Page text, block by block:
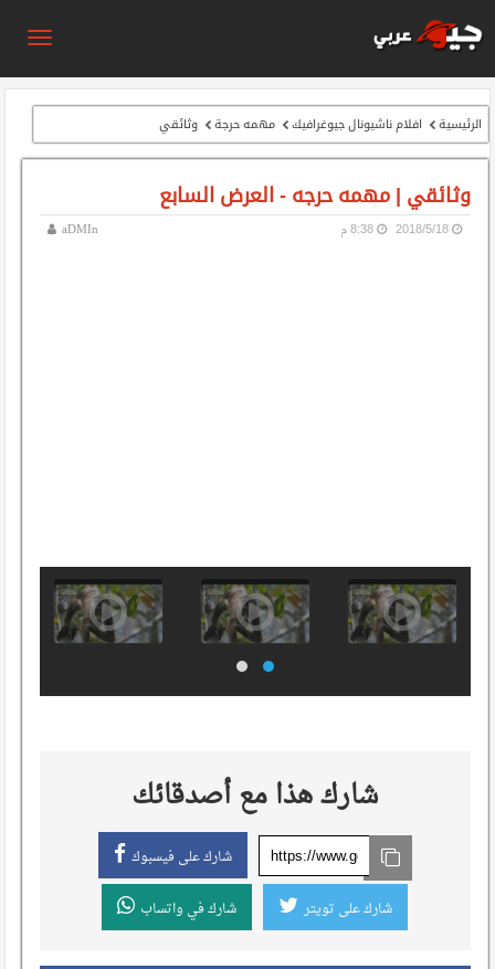
الرئيسية افلام ناشيونال جيوغرافيك مهمه حرجة وثائقي
وثائقي | مهمه حرجه - العرض السابع
aDMIn 18‏/5‏/2018 8:38 م
شارك هذا مع أصدقائك
شارك على فيسبوك
شارك على تويتر شارك في واتساب